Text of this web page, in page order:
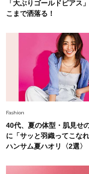
白黒で
ップス
Fashion
40代の
「オシ
Fashion
Fashion
旬着こ
「大ぶりゴールドピアス
こまで洒落る！
Fashion
40代、夏の体型・肌見せ
に「サッと羽織ってこなれ
ハンサム夏ハオリ〈2選〉